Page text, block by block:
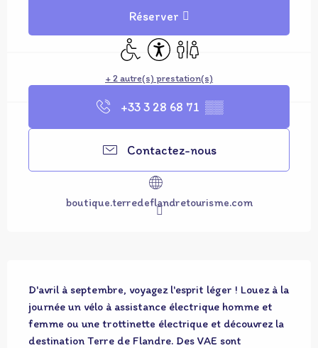
Réserver
Accès handicapés
Accessibilité
Toilettes
+ 2 autre(s) prestation(s)
+33 3 28 68 71 ▒▒
Contactez-nous
boutique.terredeflandretourisme.com
D'avril à septembre, voyagez l'esprit léger ! Louez à la
journée un vélo à assistance électrique homme et
femme ou une trottinette électrique et découvrez la
destination Terre de Flandre. Des VAE sont